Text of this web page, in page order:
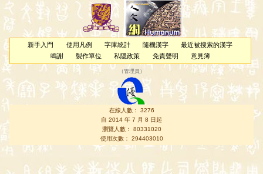
新手入門 使用凡例 字庫統計 隨機漢字
最近被搜索的漢字
鳴謝
製作單位 私隱政策 免責聲明 意見簿
（管理員 ）
在線人數： 3276
自 2014 年 7 月 8 日起
瀏覽人數： 80331020
使用次數： 294403010